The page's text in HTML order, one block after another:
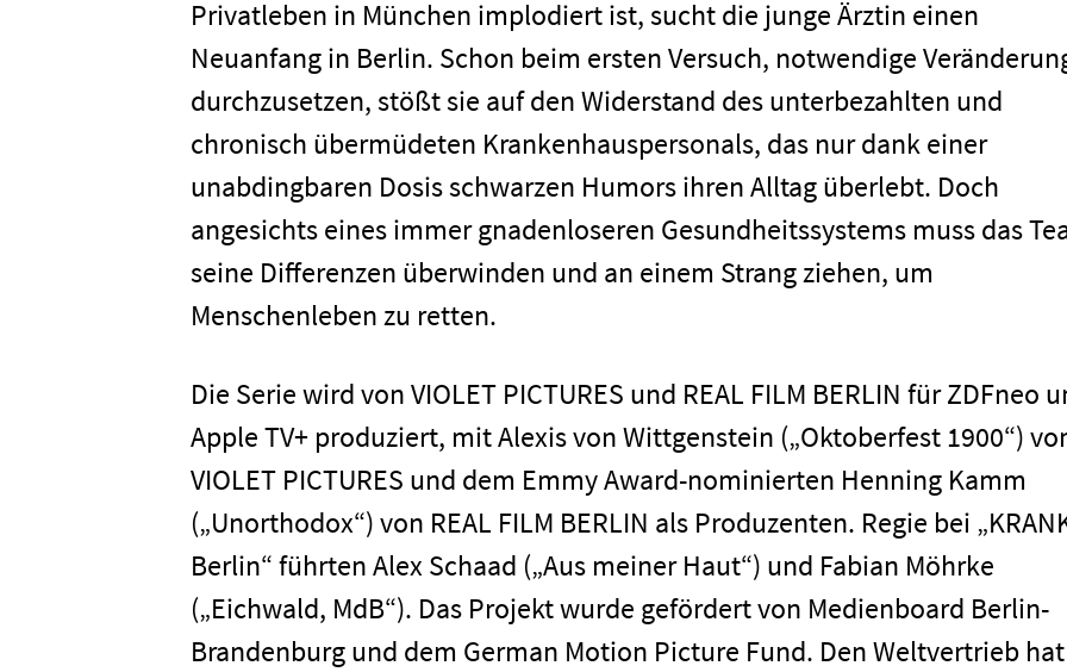
Privatleben in München implodiert ist, sucht die junge Ärztin einen
Neuanfang in Berlin. Schon beim ersten Versuch, notwendige
durchzusetzen, stößt sie auf den Widerstand des unterbezahlten und
chronisch übermüdeten Krankenhauspersonals, das nur dank einer
unabdingbaren Dosis schwarzen Humors ihren Alltag überlebt. Doch
angesichts eines immer gnadenloseren Gesundheitssystems muss das
seine Differenzen überwinden und an einem Strang ziehen, um
Menschenleben zu retten.
Die Serie wird von VIOLET PICTURES und REAL FILM BERLIN für ZDFneo
Apple TV+ produziert, mit Alexis von Wittgenstein („Oktoberfest 1900“)
VIOLET PICTURES und dem Emmy Award-nominierten Henning Kamm
(„Unorthodox“) von REAL FILM BERLIN als Produzenten. Regie bei
Berlin“ führten Alex Schaad („Aus meiner Haut“) und Fabian Möhrke
(„Eichwald, MdB“). Das Projekt wurde gefördert von Medienboard Berlin-
Brandenburg und dem German Motion Picture Fund. Den Weltvertrieb hat
Home
Unternehmen
Presse
Karriere
Kontakt
Newsletter Datenschutz Impressum